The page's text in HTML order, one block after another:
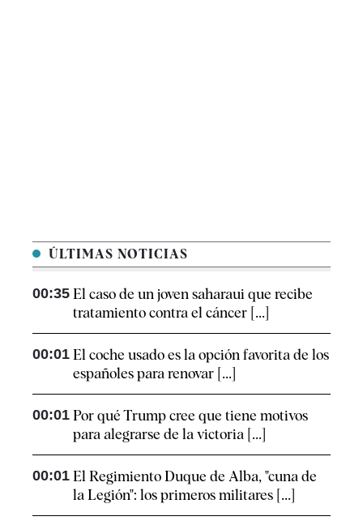
ÚLTIMAS NOTICIAS
00:35 El caso de un joven saharaui que recibe
tratamiento contra el cáncer [...]
00:01 El coche usado es la opción favorita de los
españoles para renovar [...]
00:01 Por qué Trump cree que tiene motivos
para alegrarse de la victoria [...]
00:01 El Regimiento Duque de Alba, "cuna de
la Legión": los primeros militares [...]